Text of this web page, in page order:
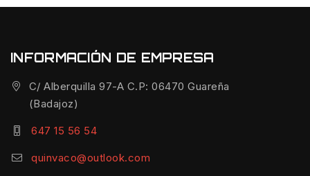
INFORMACIÓN DE EMPRESA
C/ Alberquilla 97-A C.P: 06470 Guareña
(Badajoz)
647 15 56 54
quinvaco@outlook.com